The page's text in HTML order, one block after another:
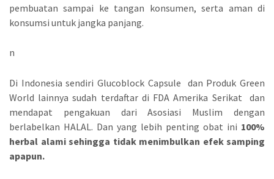
pembuatan sampai ke tangan konsumen, serta aman di
konsumsi untuk jangka panjang.
n
Di Indonesia sendiri Glucoblock Capsule dan Produk Green
World lainnya sudah terdaftar di FDA Amerika Serikat dan
mendapat pengakuan dari Asosiasi Muslim dengan
berlabelkan HALAL. Dan yang lebih penting obat ini 100%
herbal alami sehingga tidak menimbulkan efek samping
apapun.